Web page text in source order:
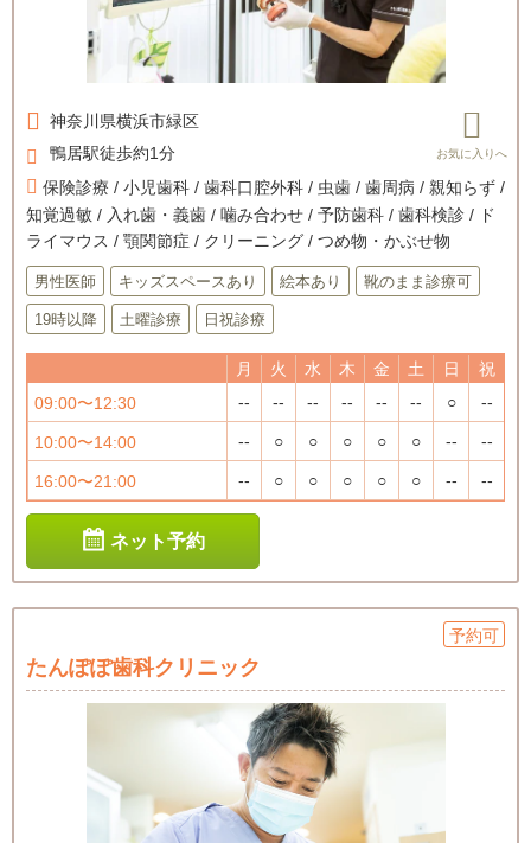
神奈川県横浜市緑区
鴨居駅徒歩約1分
保険診療 / 小児歯科 / 歯科口腔外科 / 虫歯 / 歯周病 / 親知らず /
知覚過敏 / 入れ歯・義歯 / 噛み合わせ / 予防歯科 / 歯科検診 / ド
ライマウス / 顎関節症 / クリーニング / つめ物・かぶせ物
男性医師 キッズスペースあり 絵本あり 靴のまま診療可
19時以降 土曜診療 日祝診療
月 火 水 木 金 土 日
祝
09:00〜12:30
-- -- -- -- -- -- ○ --
10:00〜14:00 -- ○ ○ ○ ○ ○ -- --
16:00〜21:00 -- ○ ○ ○ ○ ○ -- --
ネット予約
予約可
たんぽぽ歯科クリニック